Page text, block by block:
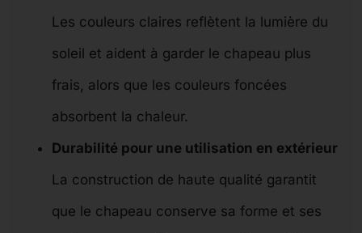
Les couleurs claires reflètent la lumière du
soleil et aident à garder le chapeau plus
frais, alors que les couleurs foncées
absorbent la chaleur.
Durabilité pour une utilisation en extérieur
La construction de haute qualité garantit
que le chapeau conserve sa forme et ses